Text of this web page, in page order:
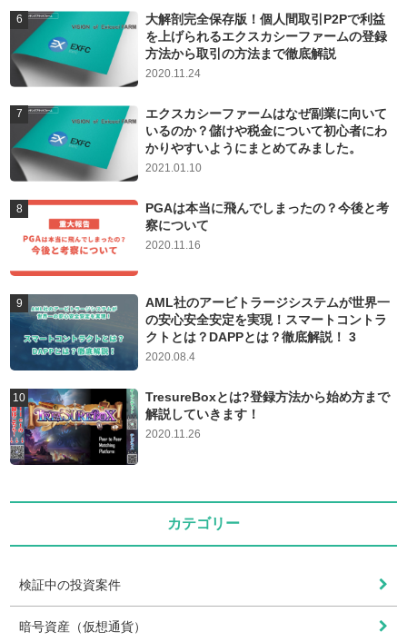
大解剖完全保存版！個人間取引P2Pで利益
を上げられるエクスカシーファームの登録
方法から取引の方法まで徹底解説
2020.11.24
エクスカシーファームはなぜ副業に向いて
いるのか？儲けや税金について初心者にわ
かりやすいようにまとめてみました。
2021.01.10
PGAは本当に飛んでしまったの？今後と考
察について
2020.11.16
AML社のアービトラージシステムが世界一
の安心安全安定を実現！スマートコントラ
クトとは？DAPPとは？徹底解説！ 3
2020.08.4
TresureBoxとは?登録方法から始め方まで
解説していきます！
2020.11.26
カテゴリー
検証中の投資案件
暗号資産（仮想通貨）